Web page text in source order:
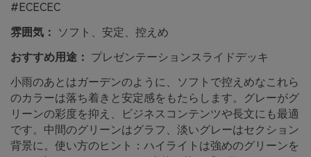
#ECECEC
雰囲気：
ソフト、安定、控えめ
おすすめ用途： プレゼンテーションスライドデッキ
小雨のあとはガーデンのように、ソフトで控えめなこれら
のカラーは落ち着きと安定感をもたらします。グレーがグ
リーンの彩度を抑え、ビジネスコンテンツや長文にも最適
です。中間のグリーンはグラフ、淡いグレーはセクション
背景に。使い方のヒント：ハイライトは強めのグリーンを